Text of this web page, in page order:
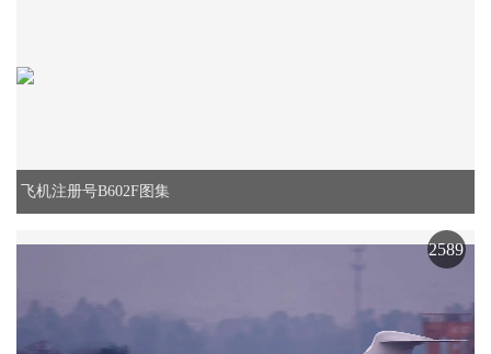
飞机注册号B602F图集
2589